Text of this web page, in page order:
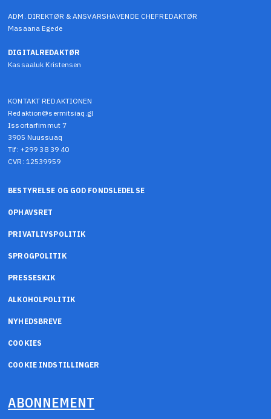
ADM. DIREKTØR & ANSVARSHAVENDE CHEFREDAKTØR
Masaana Egede
DIGITALREDAKTØR
Kassaaluk Kristensen
KONTAKT REDAKTIONEN
Redaktion@sermitsiaq.gl
Issortarfimmut 7
3905 Nuussuaq
Tlf: +299 38 39 40
CVR: 12539959
BESTYRELSE OG GOD FONDSLEDELSE
OPHAVSRET
PRIVATLIVSPOLITIK
SPROGPOLITIK
PRESSESKIK
ALKOHOLPOLITIK
NYHEDSBREVE
COOKIES
COOKIE INDSTILLINGER
ABONNEMENT